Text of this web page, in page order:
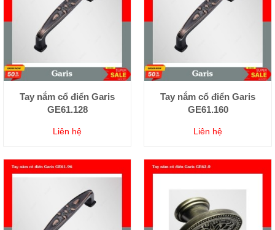
Tay nắm cổ điển Garis
GE61.128
Liên hệ
Tay nắm cổ điển Garis
GE61.160
Liên hệ